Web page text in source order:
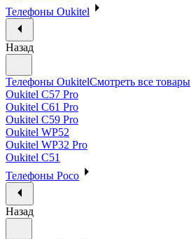
Телефоны Oukitel
Назад
Телефоны OukitelСмотреть все товары
Oukitel C57 Pro
Oukitel C61 Pro
Oukitel C59 Pro
Oukitel WP52
Oukitel WP32 Pro
Oukitel C51
Телефоны Poco
Назад